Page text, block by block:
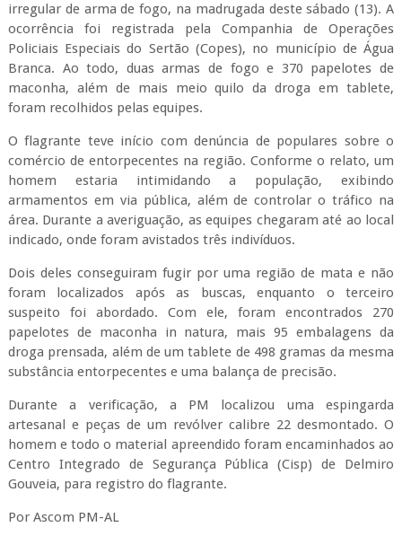
irregular de arma de fogo, na madrugada deste sábado (13). A
ocorrência foi registrada pela Companhia de Operações
Policiais Especiais do Sertão (Copes), no município de Água
Branca. Ao todo, duas armas de fogo e 370 papelotes de
maconha, além de mais meio quilo da droga em tablete,
foram recolhidos pelas equipes.
O flagrante teve início com denúncia de populares sobre o
comércio de entorpecentes na região. Conforme o relato, um
homem estaria intimidando a população, exibindo
armamentos em via pública, além de controlar o tráfico na
área. Durante a averiguação, as equipes chegaram até ao local
indicado, onde foram avistados três indivíduos.
Dois deles conseguiram fugir por uma região de mata e não
foram localizados após as buscas, enquanto o terceiro
suspeito foi abordado. Com ele, foram encontrados 270
papelotes de maconha in natura, mais 95 embalagens da
droga prensada, além de um tablete de 498 gramas da mesma
substância entorpecentes e uma balança de precisão.
Durante a verificação, a PM localizou uma espingarda
artesanal e peças de um revólver calibre 22 desmontado. O
homem e todo o material apreendido foram encaminhados ao
Centro Integrado de Segurança Pública (Cisp) de Delmiro
Gouveia, para registro do flagrante.
Por Ascom PM-AL